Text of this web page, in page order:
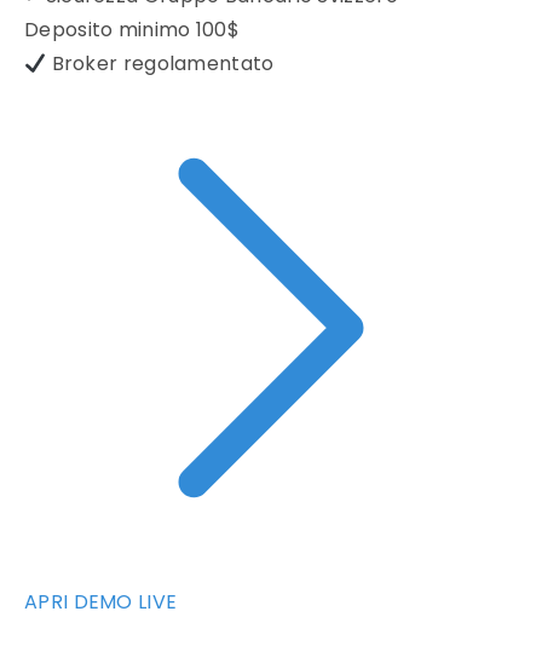
Deposito minimo 100$
Broker regolamentato
APRI DEMO LIVE